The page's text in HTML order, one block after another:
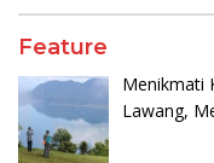
Feature
Menikmati
Lawang,